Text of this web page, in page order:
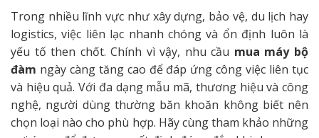
Trong nhiều lĩnh vực như xây dựng, bảo vệ, du lịch hay
logistics, việc liên lạc nhanh chóng và ổn định luôn là
yếu tố then chốt. Chính vì vậy, nhu cầu mua máy bộ
đàm ngày càng tăng cao để đáp ứng công việc liên tục
và hiệu quả. Với đa dạng mẫu mã, thương hiệu và công
nghệ, người dùng thường băn khoăn không biết nên
chọn loại nào cho phù hợp. Hãy cùng tham khảo những